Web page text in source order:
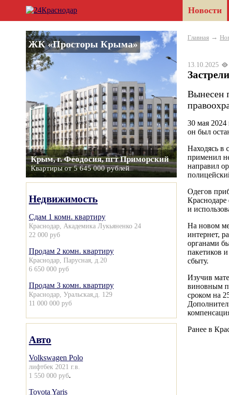
Новости
ЖК «Просторы Крыма»
Крым, г. Феодосия, пгт Приморский
Квартиры от 5 645 000 рублей
Недвижимость
Сдам 1 комн. квартиру
Краснодар, Академика Лукьяненко 24
22 000 руб
Продам 2 комн. квартиру
Краснодар, Парусная, д.20
6 650 000 руб
Продам 3 комн. квартиру
Краснодар, Уральская,д. 129
11 000 000 руб
Авто
Volkswagen Polo
лифтбек 2021 г.в.
1 550 000 руб.
Toyota Yaris
Главная →
13.10.2025
Вынесен
30 мая 2024
он был
Находясь в
применил
направил
Одегов
и
На новом
интернет,
органами
пакетиков
сбыту.
Изучив
виновным
сроком на
Ранее в